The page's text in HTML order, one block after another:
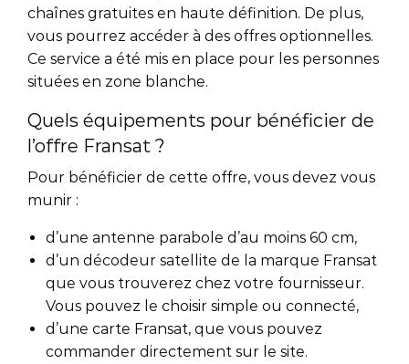
chaînes gratuites en haute définition. De plus,
vous pourrez accéder à des offres optionnelles.
Ce service a été mis en place pour les personnes
situées en zone blanche.
Quels équipements pour bénéficier de
l’offre Fransat ?
Pour bénéficier de cette offre, vous devez vous
munir :
d’une antenne parabole d’au moins 60 cm,
d’un décodeur satellite de la marque Fransat
que vous trouverez chez votre fournisseur.
Vous pouvez le choisir simple ou connecté,
d’une carte Fransat, que vous pouvez
commander directement sur le site.